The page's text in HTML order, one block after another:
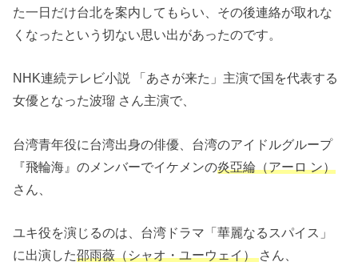
た一日だけ台北を案内してもらい、その後連絡が取れな
くなったという切ない思い出があったのです。
NHK連続テレビ小説 「あさが来た」主演で国を代表する
女優となった波瑠 さん主演で、
台湾青年役に台湾出身の俳優、台湾のアイドルグループ
『飛輪海』のメンバーでイケメンの炎亞綸（アーロ ン）
さん、
ユキ役を演じるのは、台湾ドラマ「華麗なるスパイス」
に出演した邵雨薇（シャオ・ユーウェイ）さん、